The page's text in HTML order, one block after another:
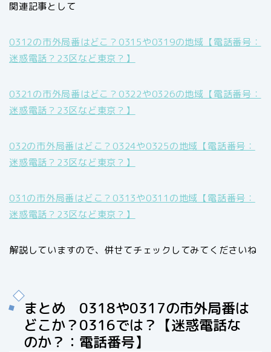
関連記事として
0312の市外局番はどこ？0315や0319の地域【電話番号：
迷惑電話？23区など東京？】
0321の市外局番はどこ？0322や0326の地域【電話番号：
迷惑電話？23区など東京？】
032の市外局番はどこ？0324や0325の地域【電話番号：
迷惑電話？23区など東京？】
031の市外局番はどこ？0313や0311の地域【電話番号：
迷惑電話？23区など東京？】
解説していますので、併せてチェックしてみてくださいね
まとめ 0318や0317の市外局番は
どこか？0316では？【迷惑電話な
のか？：電話番号】